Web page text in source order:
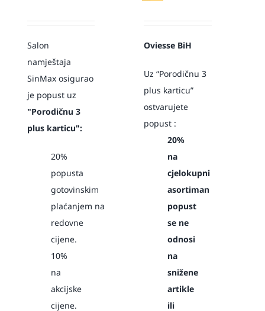
Salon
namještaja
SinMax osigurao
je popustuz
"Porodičnu 3
plus karticu":
20%
popusta
gotovinskim
plaćanjem na
redovne
cijene.
10%
na
akcijske
cijene.
Oviesse BiH
Uz “Porodičnu 3
plus karticu”
ostvarujete
popust :
20%
na
cjelokupni
asortiman
popust
se ne
odnosi
na
snižene
artikle
ili